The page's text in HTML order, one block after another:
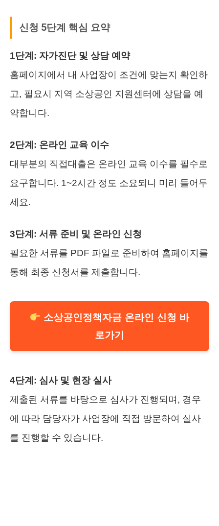
신청 5단계 핵심 요약
1단계: 자가진단 및 상담 예약
홈페이지에서 내 사업장이 조건에 맞는지 확인하
고, 필요시 지역 소상공인 지원센터에 상담을 예
약합니다.
2단계: 온라인 교육 이수
대부분의 직접대출은 온라인 교육 이수를 필수로
요구합니다. 1~2시간 정도 소요되니 미리 들어두
세요.
3단계: 서류 준비 및 온라인 신청
필요한 서류를 PDF 파일로 준비하여 홈페이지를
통해 최종 신청서를 제출합니다.
소상공인정책자금 온라인 신청 바
로가기
4단계: 심사 및 현장 실사
제출된 서류를 바탕으로 심사가 진행되며, 경우
에 따라 담당자가 사업장에 직접 방문하여 실사
를 진행할 수 있습니다.